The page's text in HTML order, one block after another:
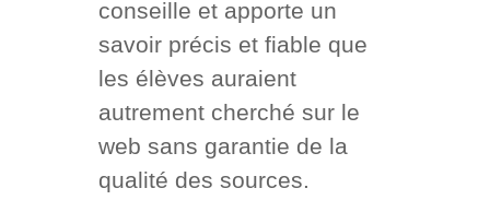
conseille et apporte un
savoir précis et fiable que
les élèves auraient
autrement cherché sur le
web sans garantie de la
qualité des sources.